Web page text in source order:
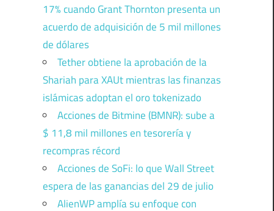
17% cuando Grant Thornton presenta un
acuerdo de adquisición de 5 mil millones
de dólares
Tether obtiene la aprobación de la
Shariah para XAUt mientras las finanzas
islámicas adoptan el oro tokenizado
Acciones de Bitmine (BMNR): sube a
$ 11,8 mil millones en tesorería y
recompras récord
Acciones de SoFi: lo que Wall Street
espera de las ganancias del 29 de julio
AlienWP amplía su enfoque con